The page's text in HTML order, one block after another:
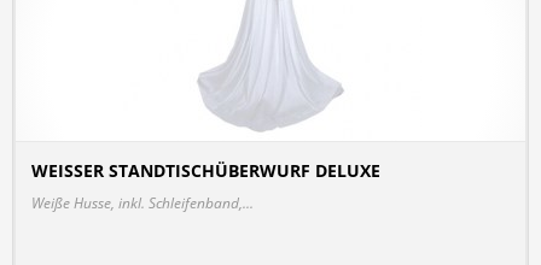
WEISSER STANDTISCHÜBERWURF DELUXE
Weiße Husse, inkl. Schleifenband,...